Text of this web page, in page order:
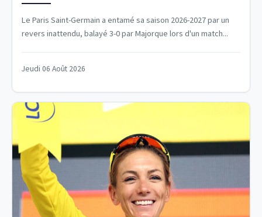
Le Paris Saint-Germain a entamé sa saison 2026-2027 par un
revers inattendu, balayé 3-0 par Majorque lors d'un match...
Jeudi 06 Août 2026